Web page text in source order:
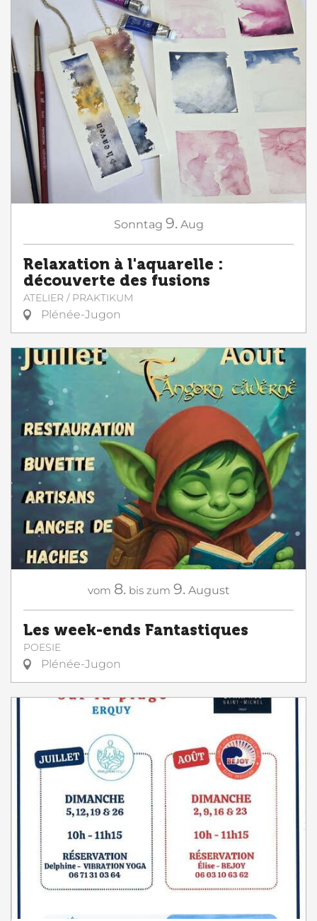
Sonntag 9. Aug
Relaxation à l'aquarelle :
découverte des fusions
ATELIER / PRAKTIKUM
Plénée-Jugon
vom 8. bis zum 9. August
Les week-ends Fantastiques
POESIE
Plénée-Jugon